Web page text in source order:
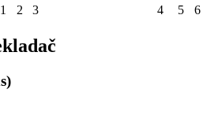
1 2 3 4 5 6